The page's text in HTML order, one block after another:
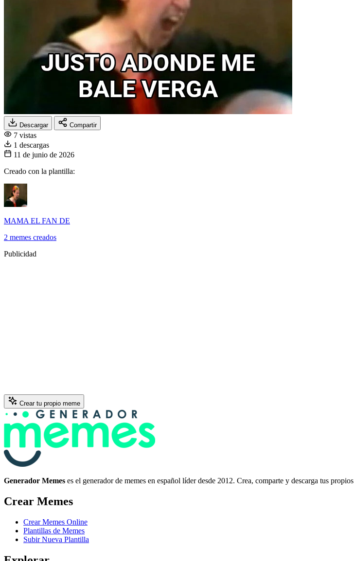
Descargar Compartir
7 vistas
1 descargas
11 de junio de 2026
Creado con la plantilla:
MAMA EL FAN DE
2 memes creados
Publicidad
Crear tu propio meme
Generador Memes es el generador de memes en español líder desde 2012. Crea, comparte y descarga tus propios
Crear Memes
Crear Memes Online
Plantillas de Memes
Subir Nueva Plantilla